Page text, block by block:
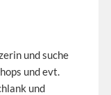
und suche
und evt.
und